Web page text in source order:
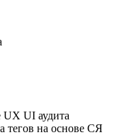
UI аудита
тегов на основе СЯ